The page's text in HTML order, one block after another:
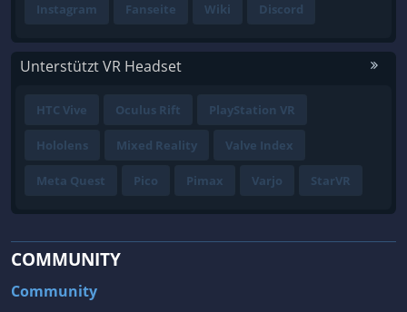
Instagram Fanseite Wiki Discord
Unterstützt VR Headset
HTC Vive Oculus Rift PlayStation VR
Hololens Mixed Reality Valve Index
Meta Quest Pico Pimax Varjo StarVR
COMMUNITY
Community